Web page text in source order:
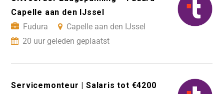
Capelle aan den IJssel
Fudura
Capelle aan den IJssel
20 uur geleden geplaatst
Servicemonteur | Salaris tot €4200